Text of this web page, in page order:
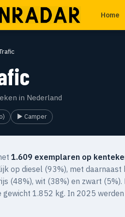
Home
in Nederland
▶ Camper
1.609 exemplaren op
op diesel (93%), met daarnaast
(48%), wit (38%) en zwart
1.852 kg. In 2025